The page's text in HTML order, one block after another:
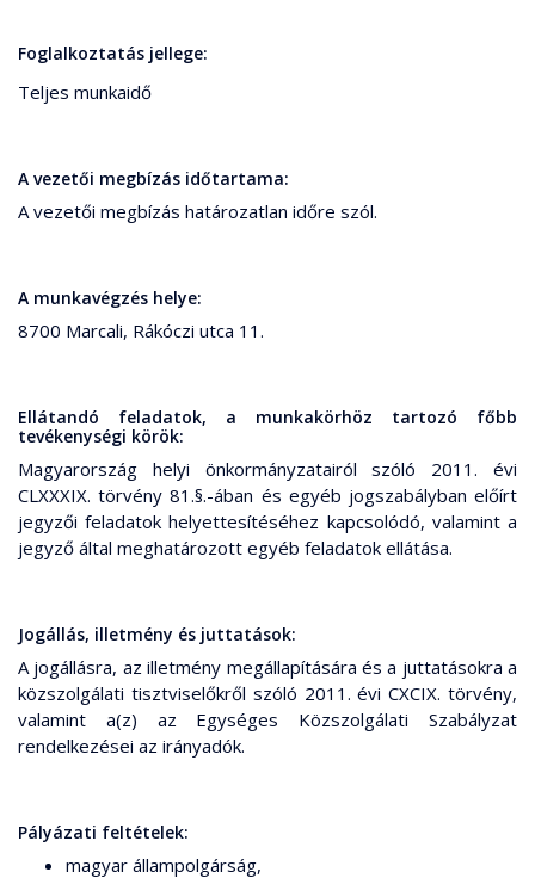
Foglalkoztatás jellege:
Teljes munkaidő
A vezetői megbízás időtartama:
A vezetői megbízás határozatlan időre szól.
A munkavégzés helye:
8700 Marcali, Rákóczi utca 11.
Ellátandó feladatok, a munkakörhöz tartozó főbb
tevékenységi körök:
Magyarország helyi önkormányzatairól szóló 2011. évi
CLXXXIX. törvény 81.§.-ában és egyéb jogszabályban előírt
jegyzői feladatok helyettesítéséhez kapcsolódó, valamint a
jegyző által meghatározott egyéb feladatok ellátása.
Jogállás, illetmény és juttatások:
A jogállásra, az illetmény megállapítására és a juttatásokra a
közszolgálati tisztviselőkről szóló 2011. évi CXCIX. törvény,
valamint a(z) az Egységes Közszolgálati Szabályzat
rendelkezései az irányadók.
Pályázati feltételek:
magyar állampolgárság,